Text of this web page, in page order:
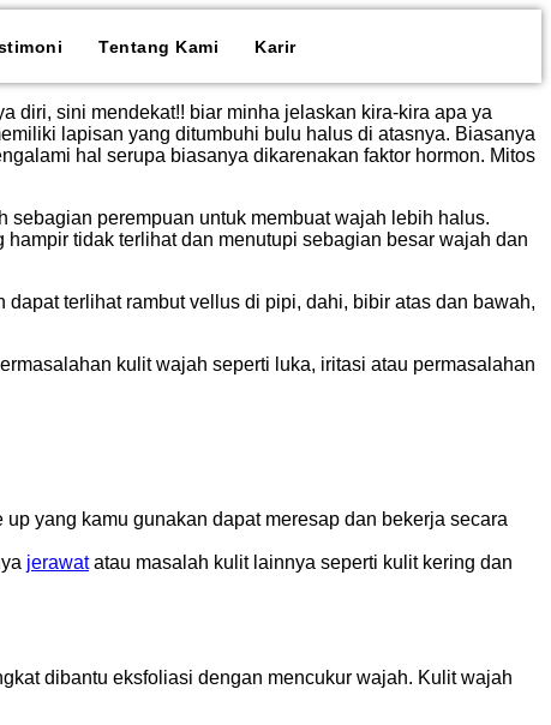
Tentang Kami Karir
diri, sini mendekat!! biar minha jelaskan kira-kira apa ya
lapisan yang ditumbuhi bulu halus di atasnya. Biasanya
hal serupa biasanya dikarenakan faktor hormon. Mitos
perempuan untuk membuat wajah lebih halus.
tidak terlihat dan menutupi sebagian besar wajah dan
terlihat rambut vellus di pipi, dahi, bibir atas dan bawah,
kulit wajah seperti luka, iritasi atau permasalahan
yang kamu gunakan dapat meresap dan bekerja secara
jerawatatau masalah kulit lainnya seperti kulit kering dan
dibantu eksfoliasi dengan mencukur wajah. Kulit wajah